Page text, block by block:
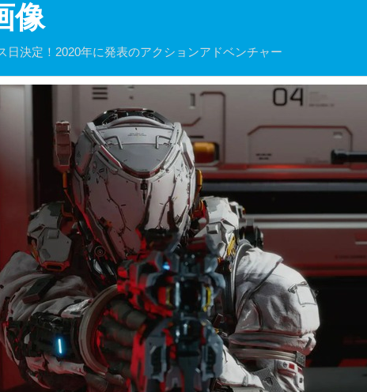
像
日決定！2020年に発表のアクションアドベンチャー